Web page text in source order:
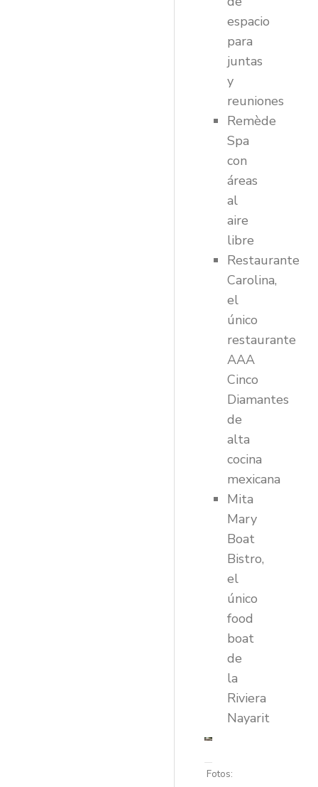
espacio
para
juntas
y
reuniones
Remède
Spa
con
áreas
al
aire
libre
Restaurante
Carolina,
el
único
restaurante
AAA
Cinco
Diamantes
de
alta
cocina
mexicana
Mita
Mary
Boat
Bistro,
el
único
food
boat
de
la
Riviera
Nayarit
Fotos: